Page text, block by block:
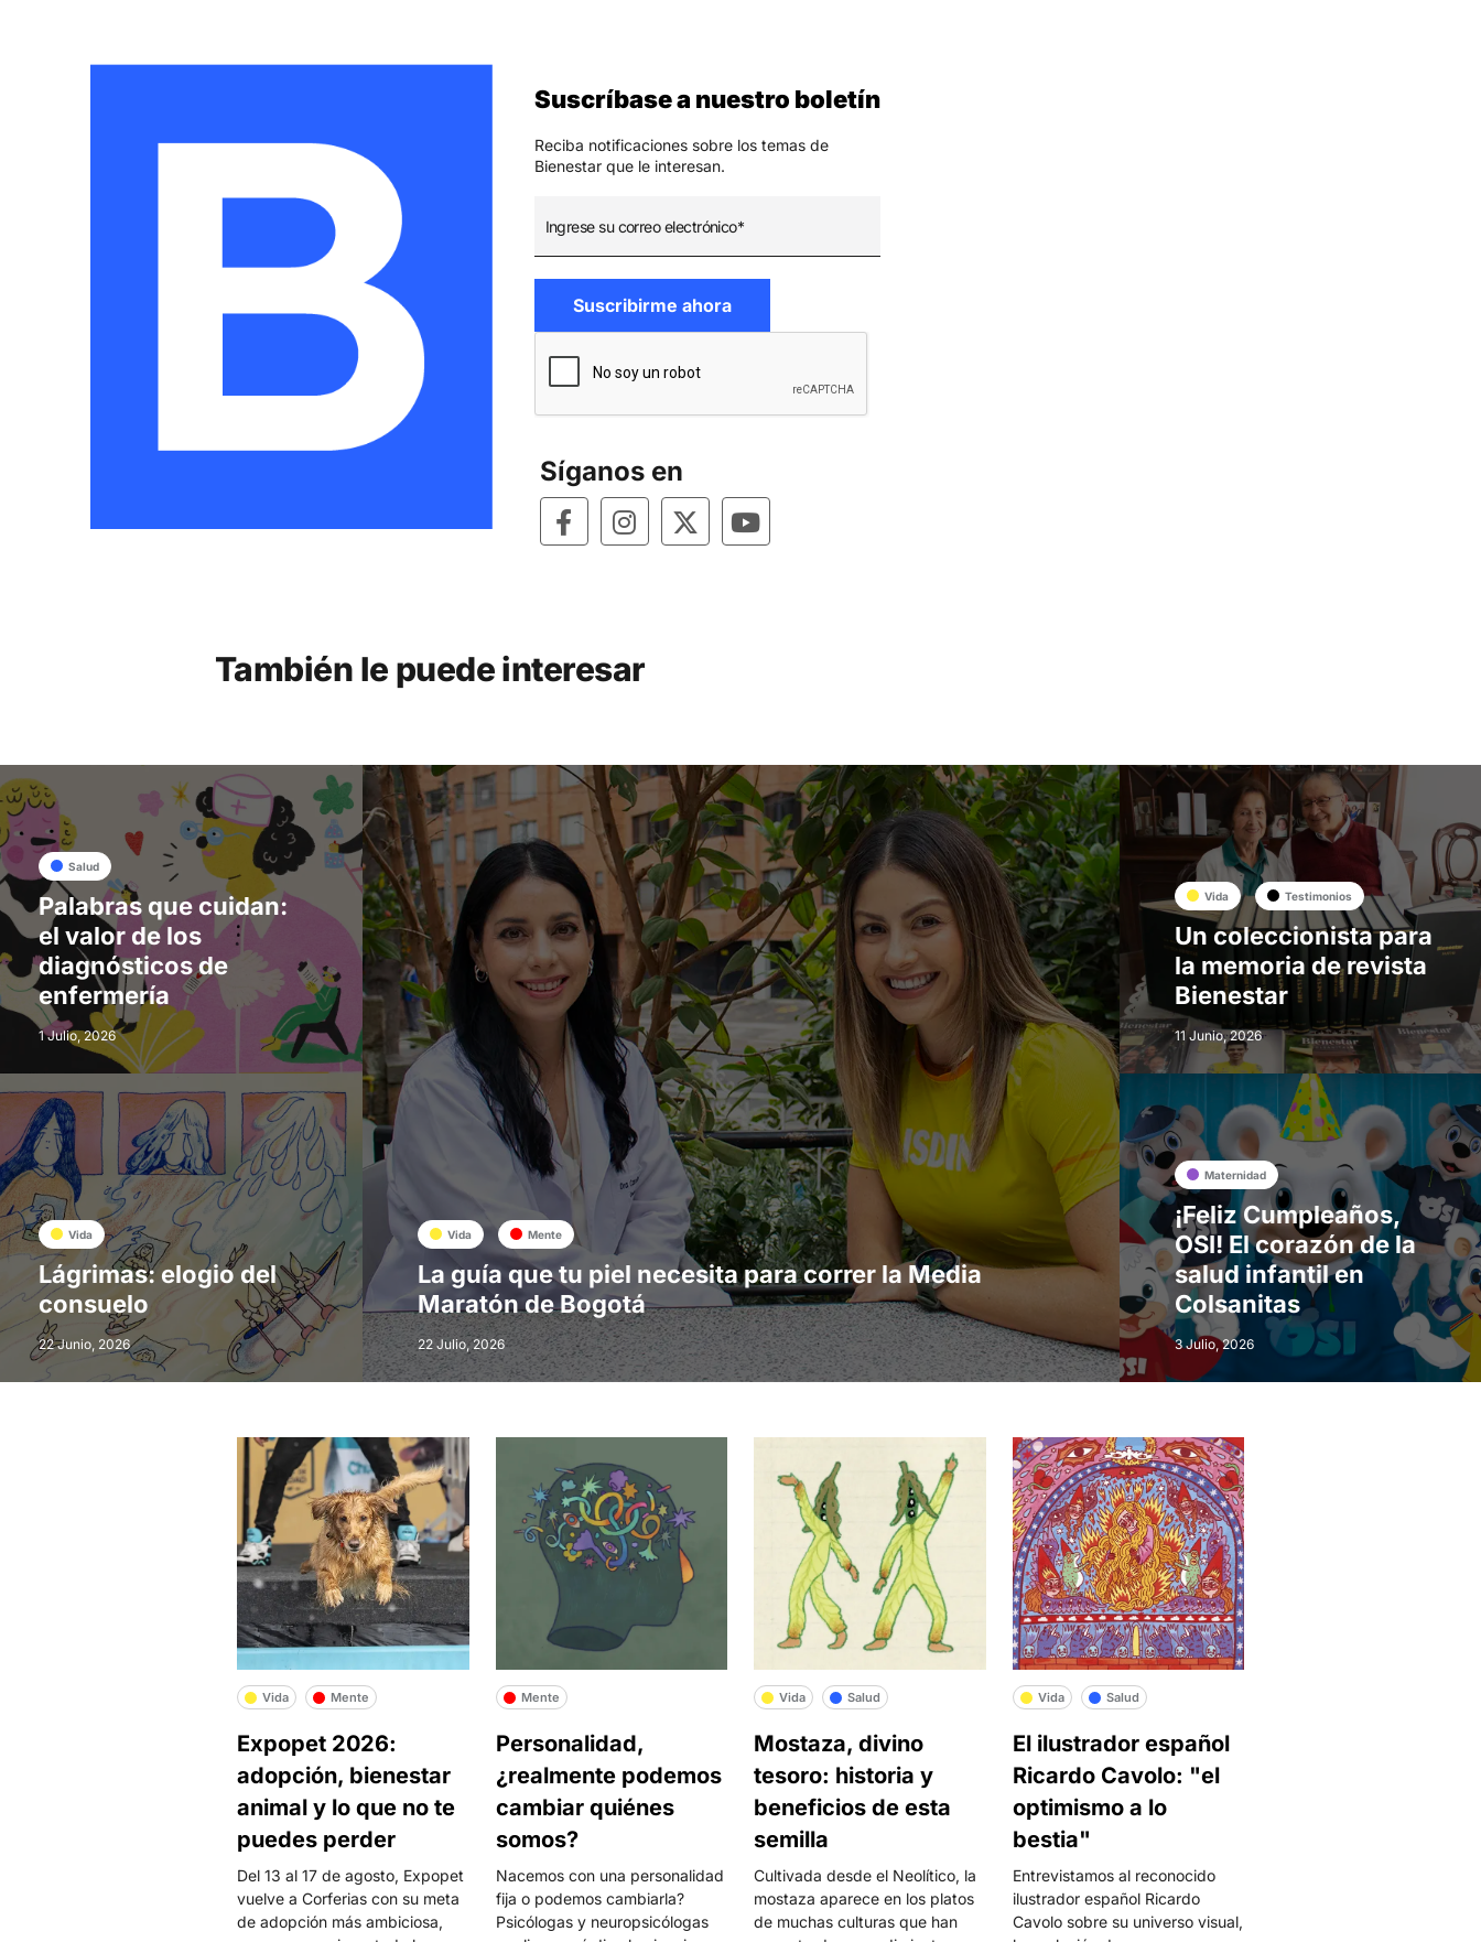
Suscríbase a nuestro boletín
Reciba notificaciones sobre los temas de
Bienestar que le interesan.
Síganos en
También le puede interesar
Salud
Palabras que cuidan:
el valor de los
diagnósticos de
enfermería
1 Julio, 2026
Vida
Lágrimas: elogio del
consuelo
22 Junio, 2026
Vida Mente
La guía que tu piel necesita para correr la Media
Maratón de Bogotá
22 Julio, 2026
Vida Testimonios
Un coleccionista para
la memoria de revista
Bienestar
11 Junio, 2026
Maternidad
¡Feliz Cumpleaños,
OSI! El corazón de la
salud infantil en
Colsanitas
3 Julio, 2026
Vida Mente
Expopet 2026:
adopción, bienestar
animal y lo que no te
puedes perder
Del 13 al 17 de agosto, Expopet
vuelve a Corferias con su meta
de adopción más ambiciosa,
Mente
Personalidad,
¿realmente podemos
cambiar quiénes
somos?
Nacemos con una personalidad
fija o podemos cambiarla?
Psicólogas y neuropsicólogas
Vida Salud
Mostaza, divino
tesoro: historia y
beneficios de esta
semilla
Cultivada desde el Neolítico, la
mostaza aparece en los platos
de muchas culturas que han
Vida Salud
El ilustrador español
Ricardo Cavolo: "el
optimismo a lo
bestia"
Entrevistamos al reconocido
ilustrador español Ricardo
Cavolo sobre su universo visual,